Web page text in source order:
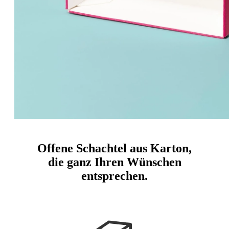
Offene Schachtel aus Karton,
die ganz Ihren Wünschen
entsprechen.